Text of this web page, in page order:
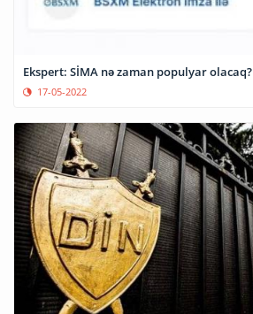
Ekspert: SİMA nə zaman populyar olacaq?
17-05-2022